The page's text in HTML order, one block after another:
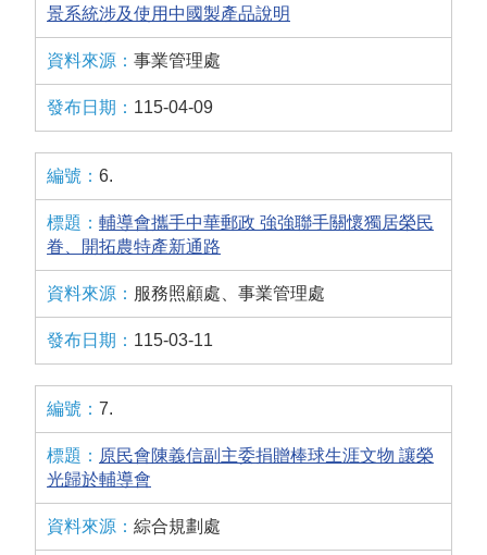
景系統涉及使用中國製產品說明
事業管理處
115-04-09
6.
輔導會攜手中華郵政 強強聯手關懷獨居榮民
眷、開拓農特產新通路
服務照顧處、事業管理處
115-03-11
7.
原民會陳義信副主委捐贈棒球生涯文物 讓榮
光歸於輔導會
綜合規劃處